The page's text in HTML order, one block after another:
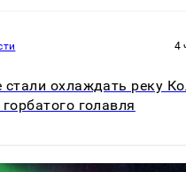
4
охлаждать реку
голавля